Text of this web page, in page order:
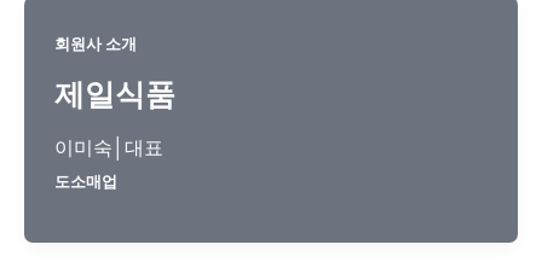
회원사 소개
제일식품
이미숙│대표
도소매업